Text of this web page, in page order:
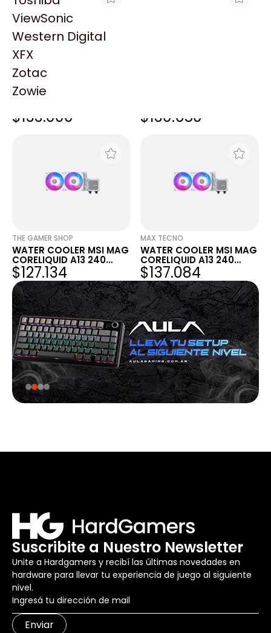
ViewSonic
Western Digital
XFX
Zotac
Zowie
WATER COOLER MSI MAG
$133.000 $130.650
THE GAMER SHOP
WATER COOLER MSI MAG
CORELIQUID A13 240
WHITE
$127.134
MAX TECNO
WATER COOLER MSI MAG
CORELIQUID A13 240
WHITE
$137.084
Suscribite a Nuestro Newsletter
Unite a Hardgamers y recibí las últimas novedades en
hardware para llevar tu experiencia de juego al siguiente
nivel.
Enviar